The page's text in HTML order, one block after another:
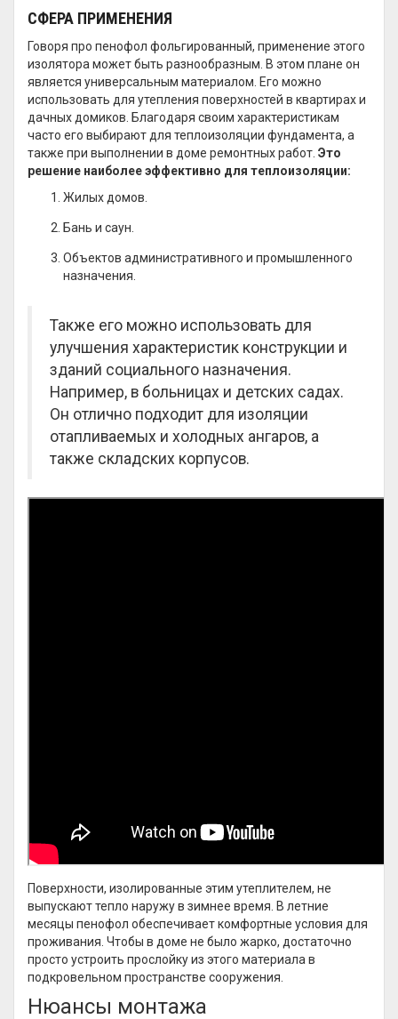
СФЕРА ПРИМЕНЕНИЯ
Говоря про пенофол фольгированный, применение этого
изолятора может быть разнообразным. В этом плане он
является универсальным материалом. Его можно
использовать для утепления поверхностей в квартирах и
дачных домиков. Благодаря своим характеристикам
часто его выбирают для теплоизоляции фундамента, а
также при выполнении в доме ремонтных работ. Это
решение наиболее эффективно для теплоизоляции:
Жилых домов.
Бань и саун.
Объектов административного и промышленного
назначения.
Также его можно использовать для
улучшения характеристик конструкции и
зданий социального назначения.
Например, в больницах и детских садах.
Он отлично подходит для изоляции
отапливаемых и холодных ангаров, а
также складских корпусов.
Поверхности, изолированные этим утеплителем, не
выпускают тепло наружу в зимнее время. В летние
месяцы пенофол обеспечивает комфортные условия для
проживания. Чтобы в доме не было жарко, достаточно
просто устроить прослойку из этого материала в
подкровельном пространстве сооружения.
Нюансы монтажа